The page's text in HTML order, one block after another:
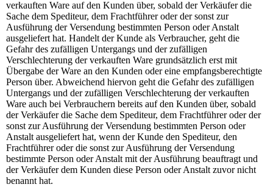
verkauften Ware auf den Kunden über, sobald der Verkäufer die
Sache dem Spediteur, dem Frachtführer oder der sonst zur
Ausführung der Versendung bestimmten Person oder Anstalt
ausgeliefert hat. Handelt der Kunde als Verbraucher, geht die
Gefahr des zufälligen Untergangs und der zufälligen
Verschlechterung der verkauften Ware grundsätzlich erst mit
Übergabe der Ware an den Kunden oder eine empfangsberechtigte
Person über. Abweichend hiervon geht die Gefahr des zufälligen
Untergangs und der zufälligen Verschlechterung der verkauften
Ware auch bei Verbrauchern bereits auf den Kunden über, sobald
der Verkäufer die Sache dem Spediteur, dem Frachtführer oder der
sonst zur Ausführung der Versendung bestimmten Person oder
Anstalt ausgeliefert hat, wenn der Kunde den Spediteur, den
Frachtführer oder die sonst zur Ausführung der Versendung
bestimmte Person oder Anstalt mit der Ausführung beauftragt und
der Verkäufer dem Kunden diese Person oder Anstalt zuvor nicht
benannt hat.